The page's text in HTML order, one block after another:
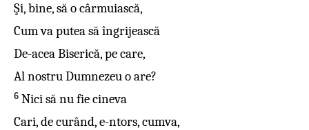
Şi, bine, să o cârmuiască,
Cum va putea să îngrijească
De-acea Biserică, pe care,
Al nostru Dumnezeu o are?
6 Nici să nu fie cineva
Cari, de curând, e-ntors, cumva,